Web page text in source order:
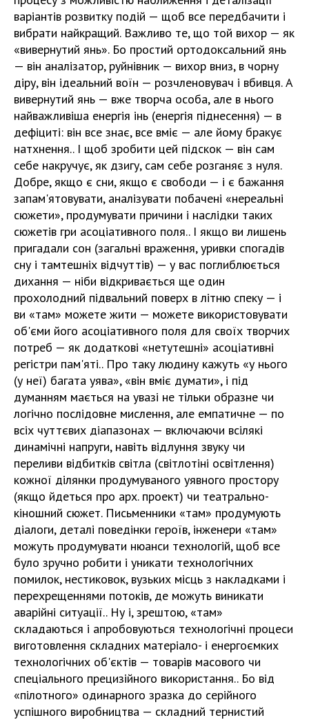
варіантів розвитку подій — щоб все передбачити і
вибрати найкращий. Важливо те, що той вихор — як
«вивернутий янь». Бо простий ортодоксальний янь
— він аналізатор, руйнівник — вихор вниз, в чорну
діру, він ідеальний воїн — розчленовувач і вбивця. А
вивернутий янь — вже творча особа, але в нього
найважливіша енергія інь (енергія піднесення) — в
дефіциті: він все знає, все вміє — але йому бракує
натхнення.. І щоб зробити цей підскок — він сам
себе накручує, як дзигу, сам себе розганяє з нуля.
Добре, якщо є сни, якщо є свободи — і є бажання
запам'ятовувати, аналізувати побачені «нереальні
сюжети», продумувати причини і наслідки таких
сюжетів гри асоціативного поля.. І якщо ви лишень
пригадали сон (загальні враження, уривки спогадів
сну і тамтешніх відчуттів) — у вас поглиблюється
дихання — ніби відкривається ще один
прохолодний підвальний поверх в літню спеку — і
ви «там» можете жити — можете використовувати
об'єми його асоціативного поля для своїх творчих
потреб — як додаткові «нетутешні» асоціативні
регістри пам'яті.. Про таку людину кажуть «у нього
(у неї) багата уява», «він вміє думати», і під
думанням мається на увазі не тільки образне чи
логічно послідовне мислення, але емпатичне — по
всіх чуттєвих діапазонах — включаючи всілякі
динамічні напруги, навіть відлуння звуку чи
переливи відбитків світла (світлотіні освітлення)
кожної ділянки продумуваного уявного простору
(якщо йдеться про арх. проект) чи театрально-
кіношний сюжет. Письменники «там» продумують
діалоги, деталі поведінки героїв, інженери «там»
можуть продумувати нюанси технологій, щоб все
було зручно робити і уникати технологічних
помилок, нестиковок, вузьких місць з накладками і
перехрещеннями потоків, де можуть виникати
аварійні ситуації.. Ну і, зрештою, «там»
складаються і апробовуються технологічні процеси
виготовлення складних матеріало- і енергоємких
технологічних об'єктів — товарів масового чи
спеціального прецизійного використання.. Бо від
«пілотного» одинарного зразка до серійного
успішного виробництва — складний тернистий